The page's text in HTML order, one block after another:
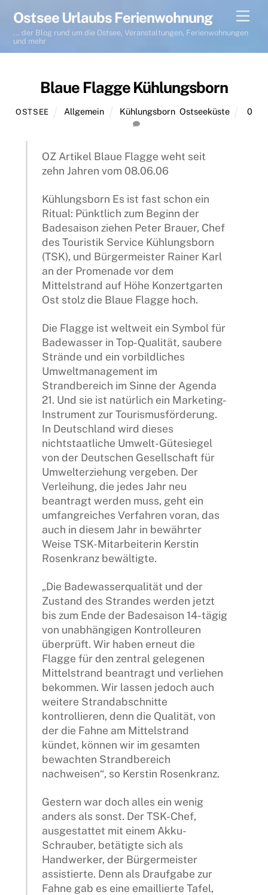
content
Ostsee Urlaubs Ferienwohnung
... der Blog rund um die Ostsee, Veranstaltungen, Ferienwohnungen
und mehr
Blaue Flagge Kühlungsborn
OSTSEE Allgemein Kühlungsborn, Ostseeküste 0
OZ Artikel Blaue Flagge weht seit
zehn Jahren vom 08.06.06
Kühlungsborn Es ist fast schon ein
Ritual: Pünktlich zum Beginn der
Badesaison ziehen Peter Brauer, Chef
des Touristik Service Kühlungsborn
(TSK), und Bürgermeister Rainer Karl
an der Promenade vor dem
Mittelstrand auf Höhe Konzertgarten
Ost stolz die Blaue Flagge hoch.
Die Flagge ist weltweit ein Symbol für
Badewasser in Top-Qualität, saubere
Strände und ein vorbildliches
Umweltmanagement im
Strandbereich im Sinne der Agenda
21. Und sie ist natürlich ein Marketing-
Instrument zur Tourismusförderung.
In Deutschland wird dieses
nichtstaatliche Umwelt-Gütesiegel
von der Deutschen Gesellschaft für
Umwelterziehung vergeben. Der
Verleihung, die jedes Jahr neu
beantragt werden muss, geht ein
umfangreiches Verfahren voran, das
auch in diesem Jahr in bewährter
Weise TSK-Mitarbeiterin Kerstin
Rosenkranz bewältigte.
„Die Badewasserqualität und der
Zustand des Strandes werden jetzt
bis zum Ende der Badesaison 14-tägig
von unabhängigen Kontrolleuren
überprüft. Wir haben erneut die
Flagge für den zentral gelegenen
Mittelstrand beantragt und verliehen
bekommen. Wir lassen jedoch auch
weitere Strandabschnitte
kontrollieren, denn die Qualität, von
der die Fahne am Mittelstrand
kündet, können wir im gesamten
bewachten Strandbereich
nachweisen“, so Kerstin Rosenkranz.
Gestern war doch alles ein wenig
anders als sonst. Der TSK-Chef,
ausgestattet mit einem Akku-
Schrauber, betätigte sich als
Handwerker, der Bürgermeister
assistierte. Denn als Draufgabe zur
Fahne gab es eine emaillierte Tafel,